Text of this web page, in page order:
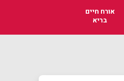
אורח חיים
בריא